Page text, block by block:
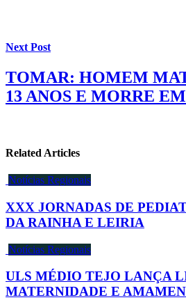
Next Post
TOMAR: HOMEM
13 ANOS E MORRE
Related Articles
Notícias Regionais
XXX JORNADAS DE
DA RAINHA E LEIRIA
Notícias Regionais
ULS MÉDIO TEJO LANÇA
MATERNIDADE E